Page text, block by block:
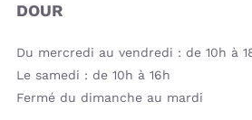
DOUR
Du mercredi au vendredi : de 10h à
Le samedi : de 10h à 16h
Fermé du dimanche au mardi